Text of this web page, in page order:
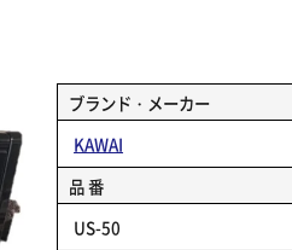
ブランド・メーカー
KAWAI
品 番
US-50